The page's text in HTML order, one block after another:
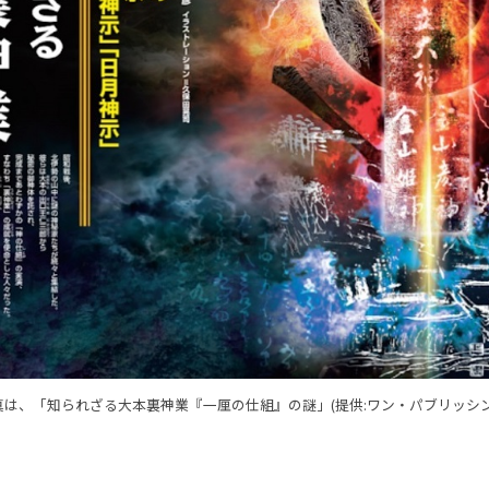
は、「知られざる大本裏神業『一厘の仕組』の謎」(提供:ワン・パブリッシ